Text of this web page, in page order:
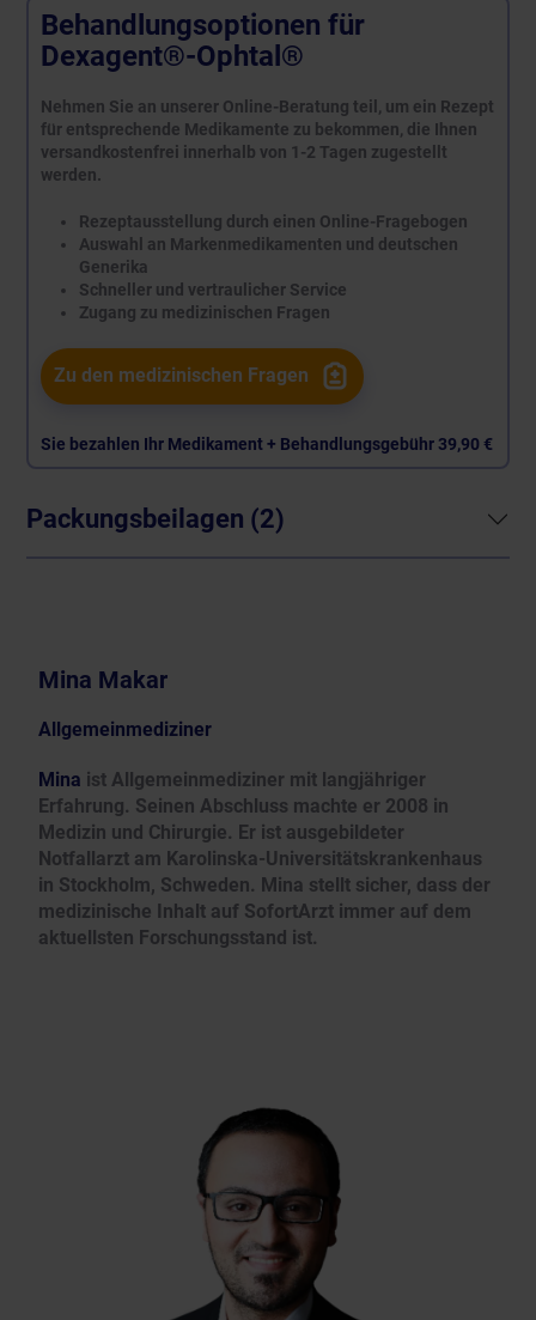
Behandlungsoptionen für
Dexagent®-Ophtal®
Nehmen Sie an unserer Online-Beratung teil, um ein Rezept
für entsprechende Medikamente zu bekommen, die Ihnen
versandkostenfrei innerhalb von 1-2 Tagen zugestellt
werden.
Rezeptausstellung durch einen Online-Fragebogen
Auswahl an Markenmedikamenten und deutschen
Generika
Schneller und vertraulicher Service
Zugang zu medizinischen Fragen
Zu den medizinischen Fragen
Sie bezahlen Ihr Medikament + Behandlungsgebühr 39,90 €
Packungsbeilagen (2)
Mina Makar
Allgemeinmediziner
Mina ist Allgemeinmediziner mit langjähriger
Erfahrung. Seinen Abschluss machte er 2008 in
Medizin und Chirurgie. Er ist ausgebildeter
Notfallarzt am Karolinska-Universitätskrankenhaus
in Stockholm, Schweden. Mina stellt sicher, dass der
medizinische Inhalt auf SofortArzt immer auf dem
aktuellsten Forschungsstand ist.